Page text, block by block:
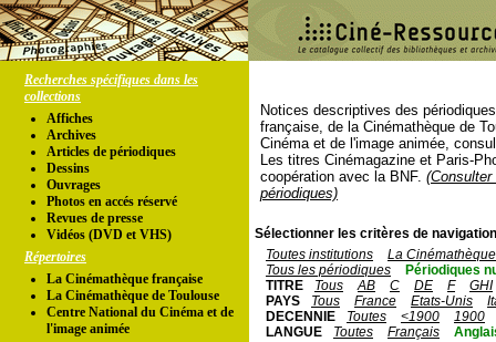
Recherches spécifiques dans les
collections
Affiches
Archives
Articles de périodiques
Dessins
Ouvrages
Photos en accés réservé
Revues de presse
Vidéos (DVD et VHS)
Répertoires
La Cinémathèque française
La Cinémathèque de Toulouse
Centre National du Cinéma et de
l'image animée
Notices descriptives des
française, de la Cinémathèque de
Cinéma et de l'image animée,
Les titres Cinémagazine et Paris-
coopération avec la BNF.
périodiques)
Sélectionner les critères de
Toutes institutions
La
Tous les périodiques
Périodiques
TITRE
Tous AB C DE F
GHI
PAYS
Tous France Etats-Unis
DECENNIE
Toutes <1900
1900
LANGUE
Toutes Français